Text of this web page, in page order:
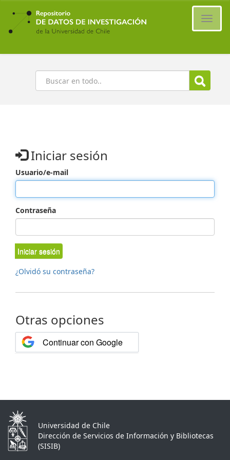
Ir
contenido
principal
Buscar
Iniciar sesión
Usuario/e-mail
Contraseña
Iniciar sesión
¿Olvidó su contraseña?
Otras opciones
Continuar con Google
Universidad de Chile
Dirección de Servicios de Información y Bibliotecas
(SISIB)